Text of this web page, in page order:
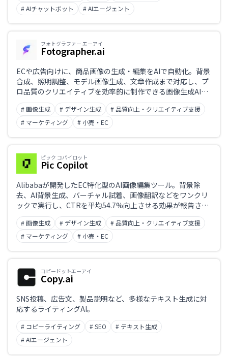
# AIチャットボット
# AIエージェント
フォトグラファー エーアイ
Fotographer.ai
ECや広告向けに、商品画像の生成・編集をAIで自動化。背景
合成、照明調整、モデル画像生成、文章作成まで対応し、プ
ロ品質のクリエイティブを効率的に制作できる画像生成AIツ
ール。
# 画像生成 # デザイン生成
# 品質向上・クリエイティブ支援
# マーケティング
# 小売・EC
ピック コパイロット
Pic Copilot
Alibabaが開発したEC特化型のAI画像編集ツール。背景除
去、AI背景生成、バーチャル試着、画像翻訳などをワンクリ
ックで実行し、CTRを平均54.7%向上させる効果が報告され
ています。無料プランから利用可能で、広告制作の効率化と
コスト削減を実現します。
# 画像生成 # デザイン生成
# 品質向上・クリエイティブ支援
# マーケティング
# 小売・EC
コピードットエーアイ
Copy.ai
SNS投稿、広告文、製品説明など、多様なテキスト生成に対
応するライティングAI。
# コピーライティング # SEO
# テキスト生成
# AIエージェント